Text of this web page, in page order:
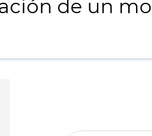
de un